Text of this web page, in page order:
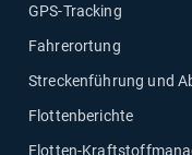
GPS-Tracking
Fahrerortung
Streckenführung und
Flottenberichte
Flotten-